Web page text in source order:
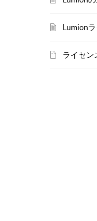
Lumion
ライセン